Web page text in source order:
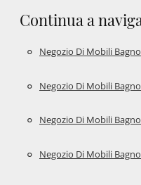
Continua a
Negozio Di Mobili
Negozio Di Mobili
Negozio Di Mobili
Negozio Di Mobili